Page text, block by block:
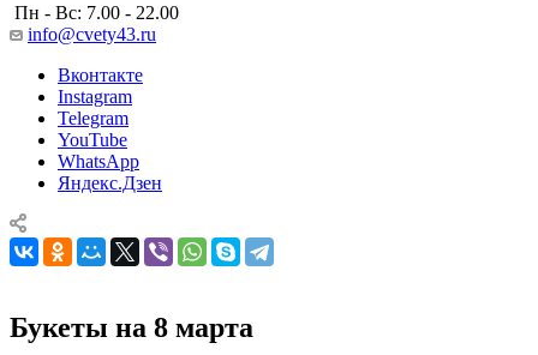
Пн - Вс: 7.00 - 22.00
info@cvety43.ru
Вконтакте
Instagram
Telegram
YouTube
WhatsApp
Яндекс.Дзен
Букеты на 8 марта